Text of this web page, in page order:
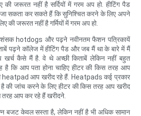
जरूरत नहीं है सर्दियों में गरम अप हो. हीटिंग पैड
जा सकता कर सकते हैं कि सुनिश्चित करने के लिए अपने
की जरूरत नहीं है गर्मियों में गरम अप हो.
hotdogs और पढ़ने नवीनतम फैशन पत्रिकायें
पढ़ने कॉलेज में हीटिंग पैड और जब मैं था के बारे में मैं
खर्च कैसे मैं है. वे थे अच्छी किताबें लेकिन नहीं बहुत
है कि आप पता होना चाहिए हीटर की किस तरह आप
heatpad आप खरीद रहे हैं. Heatpads कई प्रकार
की जांच करने के लिए हीटर की किस तरह आप खरीद
आप कर रहे हैं खरीदने.
बजट केवल सस्ता है, लेकिन नहीं है भी अधिक सामान